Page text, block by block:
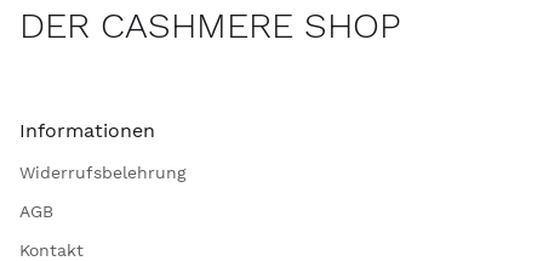
DER CASHMERE SHOP
Informationen
Widerrufsbelehrung
AGB
Kontakt